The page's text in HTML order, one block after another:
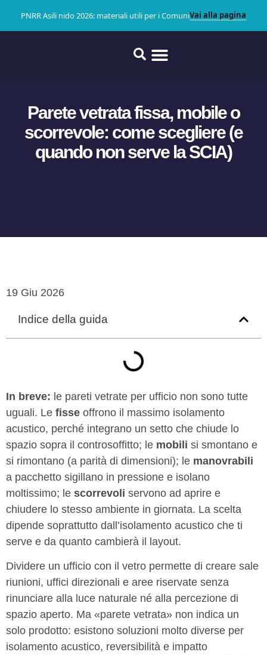
PNRR Asili nido 2026: materiali utili per i ComuniVai alla pagina
Parete vetrata fissa, mobile o
scorrevole: come scegliere (e
quando non serve la SCIA)
19 Giu 2026
Indice della guida
In breve: le pareti vetrate per ufficio non sono tutte
uguali. Le fisse offrono il massimo isolamento
acustico, perché integrano un setto che chiude lo
spazio sopra il controsoffitto; le mobili si smontano e
si rimontano (a parità di dimensioni); le manovrabili
a pacchetto sigillano in pressione e isolano
moltissimo; le scorrevoli servono ad aprire e
chiudere lo stesso ambiente in giornata. La scelta
dipende soprattutto dall’isolamento acustico che ti
serve e da quanto cambierà il layout.
Dividere un ufficio con il vetro permette di creare sale
riunioni, uffici direzionali e aree riservate senza
rinunciare alla luce naturale né alla percezione di
spazio aperto. Ma «parete vetrata» non indica un
solo prodotto: esistono soluzioni molto diverse per
isolamento acustico, reversibilità e impatto